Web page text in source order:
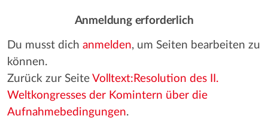
Anmeldung erforderlich
Du musst dich anmelden, um Seiten bearbeiten zu
können.
Zurück zur Seite Volltext:Resolution des II.
Weltkongresses der Komintern über die
Aufnahmebedingungen.